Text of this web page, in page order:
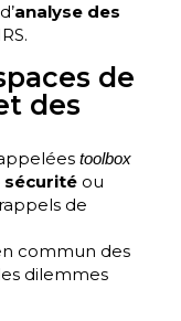
analyse des
de
des
toolbox
sécurité ou
de
commun des
dilemmes